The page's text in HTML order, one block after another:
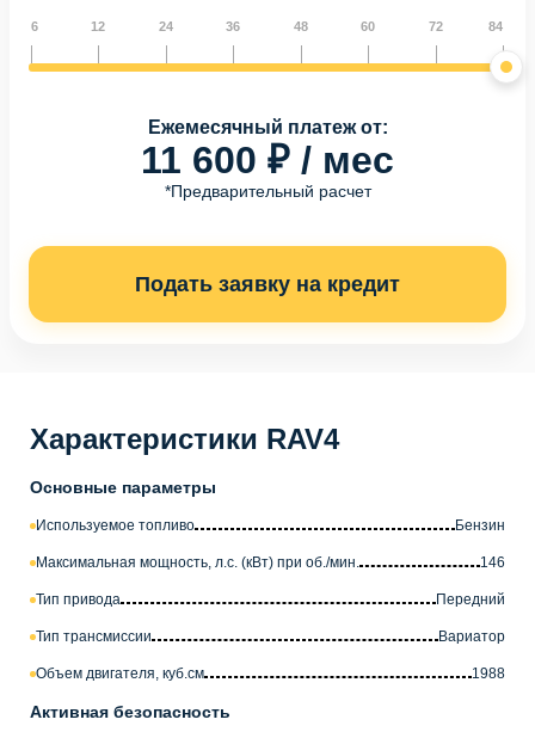
6 12 24 36 48 60 72 84
Ежемесячный платеж от:
11 600 ₽ / мес
*Предварительный расчет
Подать заявку на кредит
Характеристики RAV4
Основные параметры
Используемое топливо Бензин
Максимальная мощность, л.с. (кВт) при об./мин. 146
Тип привода Передний
Тип трансмиссии Вариатор
Объем двигателя, куб.см 1988
Активная безопасность